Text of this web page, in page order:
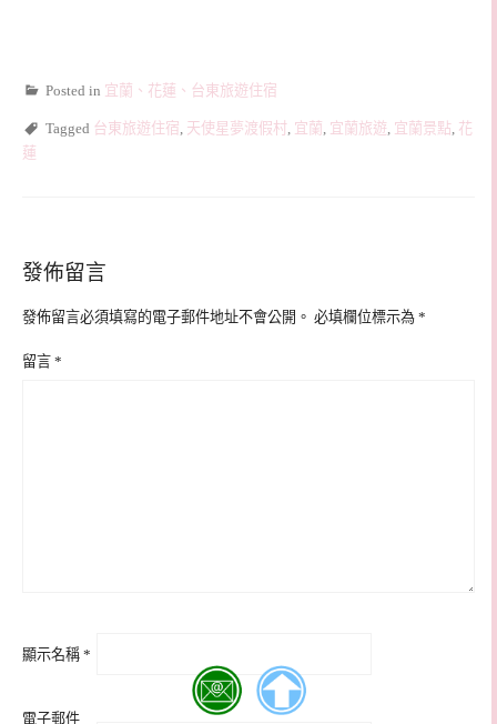
Posted in 宜蘭、花蓮、台東旅遊住宿
Tagged 台東旅遊住宿 天使星夢渡假村 宜蘭 宜蘭旅遊 宜蘭景點 花
蓮
發佈留言
發佈留言必須填寫的電子郵件地址不會公開。 必填欄位標示為 *
留言 *
顯示名稱 *
電子郵件